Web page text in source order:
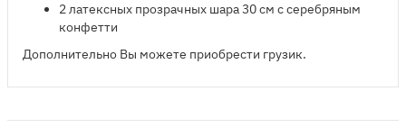
2 латексных прозрачных шара 30 см с серебряным
конфетти
Дополнительно Вы можете приобрести грузик.